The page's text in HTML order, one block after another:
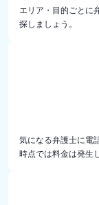
エリア・目的ごとに
探しましょう。
気になる弁護士に電
時点では料金は発生